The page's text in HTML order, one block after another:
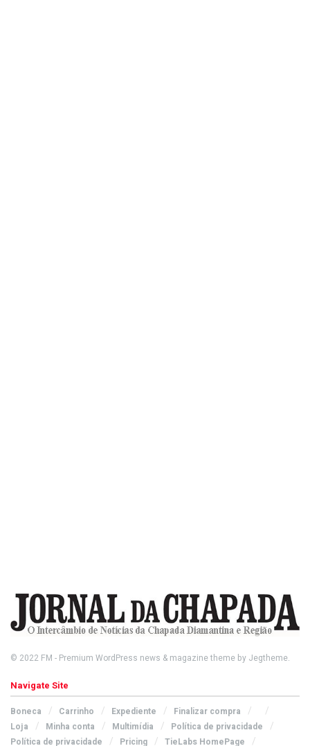
© 2022 FM - Premium WordPress news & magazine theme by Jegtheme.
Navigate Site
Boneca Carrinho Expediente
Finalizar compra
Loja
Minha conta Multimídia
Política de privacidade
Política de privacidade
Pricing TieLabs HomePage